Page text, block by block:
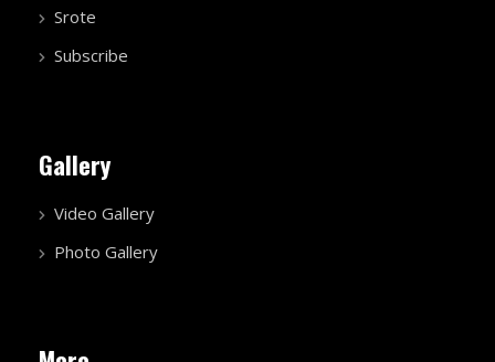
Srote
Subscribe
Gallery
Video Gallery
Photo Gallery